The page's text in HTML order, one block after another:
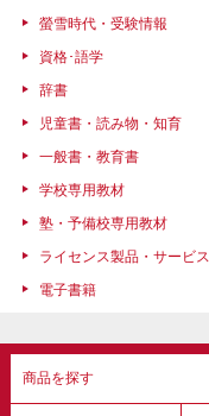
螢雪時代・受験情報
資格･語学
辞書
児童書・読み物・知育
一般書・教育書
学校専用教材
塾・予備校専用教材
ライセンス製品・サービス
電子書籍
商品を探す